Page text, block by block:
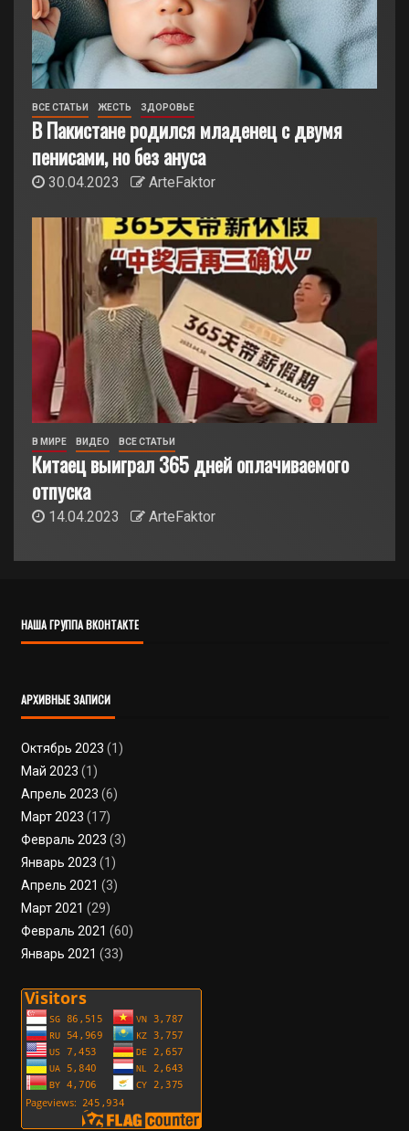
ВСЕ СТАТЬИ ЖЕСТЬ ЗДОРОВЬЕ
В Пакистане родился младенец с двумя
пенисами, но без ануса
30.04.2023 ArteFaktor
В МИРЕ ВИДЕО ВСЕ СТАТЬИ
Китаец выиграл 365 дней оплачиваемого
отпуска
14.04.2023 ArteFaktor
НАША ГРУППА ВКОНТАКТЕ
АРХИВНЫЕ ЗАПИСИ
Октябрь 2023 (1)
Май 2023 (1)
Апрель 2023 (6)
Март 2023 (17)
Февраль 2023 (3)
Январь 2023 (1)
Апрель 2021 (3)
Март 2021 (29)
Февраль 2021 (60)
Январь 2021 (33)